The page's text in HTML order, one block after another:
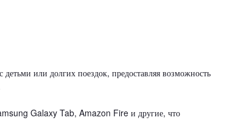
или долгих поездок, предоставляя возможность
Galaxy Tab, Amazon Fire и другие, что